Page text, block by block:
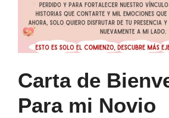
Carta de
Para mi Novio